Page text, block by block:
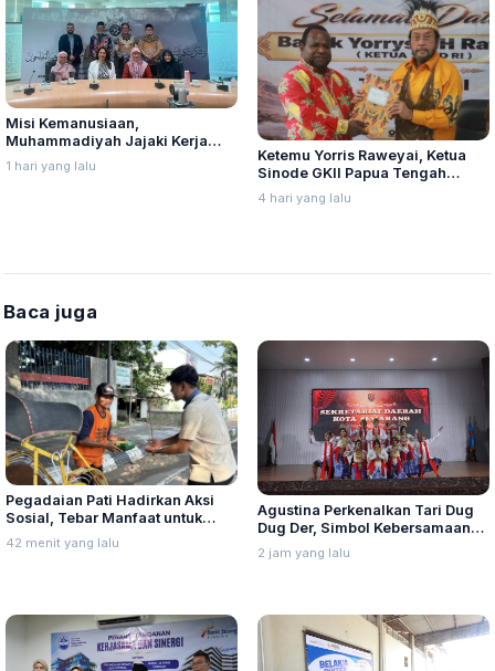
Misi Kemanusiaan,
Muhammadiyah Jajaki Kerja
Sama Pelayanan Kanker Bagi
Warga Palestina di Yordania
1 hari yang lalu
Ketemu Yorris Raweyai, Ketua
Sinode GKII Papua Tengah
Sampaikan Hal Ini
4 hari yang lalu
Baca juga
Pegadaian Pati Hadirkan Aksi
Sosial, Tebar Manfaat untuk
Masyarakat
42 menit yang lalu
Agustina Perkenalkan Tari Dug
Dug Der, Simbol Kebersamaan
Warga Semarang
2 jam yang lalu